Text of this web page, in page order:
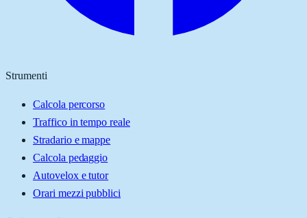
Strumenti
Calcola percorso
Traffico in tempo reale
Stradario e mappe
Calcola pedaggio
Autovelox e tutor
Orari mezzi pubblici